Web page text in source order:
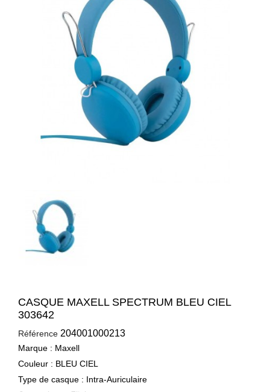
CASQUE MAXELL SPECTRUM BLEU CIEL
303642
Référence 204001000213
Marque : ‎Maxell
Couleur : ‎BLEU CIEL
Type de casque : ‎Intra-Auriculaire